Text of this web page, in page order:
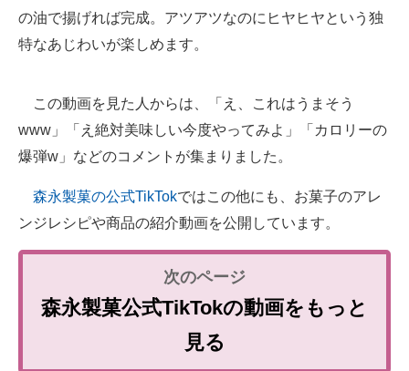
の油で揚げれば完成。アツアツなのにヒヤヒヤという独
特なあじわいが楽しめます。
この動画を見た人からは、「え、これはうまそう
www」「え絶対美味しい今度やってみよ」「カロリーの
爆弾w」などのコメントが集まりました。
森永製菓の公式TikTokではこの他にも、お菓子のアレ
ンジレシピや商品の紹介動画を公開しています。
森永製菓公式TikTokの動画をもっと
見る